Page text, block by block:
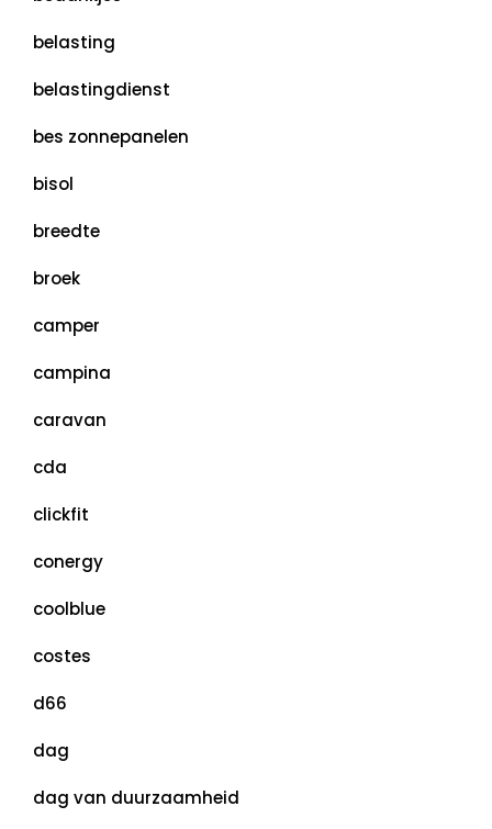
belasting
belastingdienst
bes zonnepanelen
bisol
breedte
broek
camper
campina
caravan
cda
clickfit
conergy
coolblue
costes
d66
dag
dag van duurzaamheid